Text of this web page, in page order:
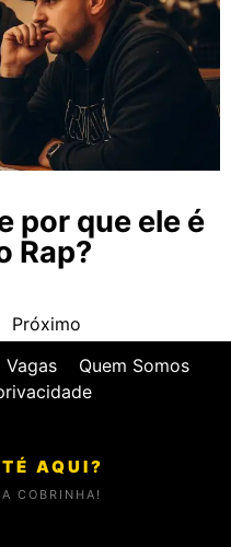
por que ele é
Rap?
Próximo
Vagas
Quem Somos
AQUI?
COBRINHA!